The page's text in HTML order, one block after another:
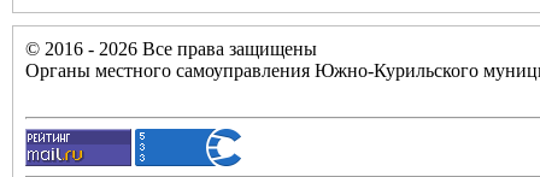
© 2016 - 2026 Все права защищены
Органы местного самоуправления Южно-Курильского